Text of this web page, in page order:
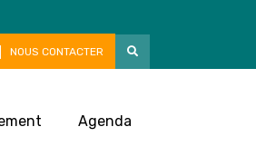
NOUS CONTACTER
Agenda